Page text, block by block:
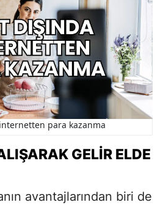
para kazanma
GELIR ELDE
avantajlarından biri de